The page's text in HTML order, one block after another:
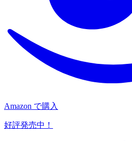
Amazon で購入
好評発売中！